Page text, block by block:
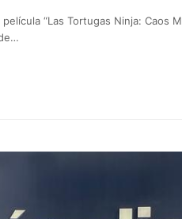
“Las Tortugas Ninja: Caos